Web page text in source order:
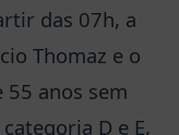
das 07h, a
Thomaz e o
55 anos sem
D e E,